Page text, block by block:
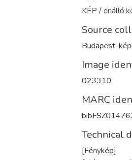
KÉP / önálló
Source
Budapest-
Image
023310
MARC
Technical
[Fénykép]